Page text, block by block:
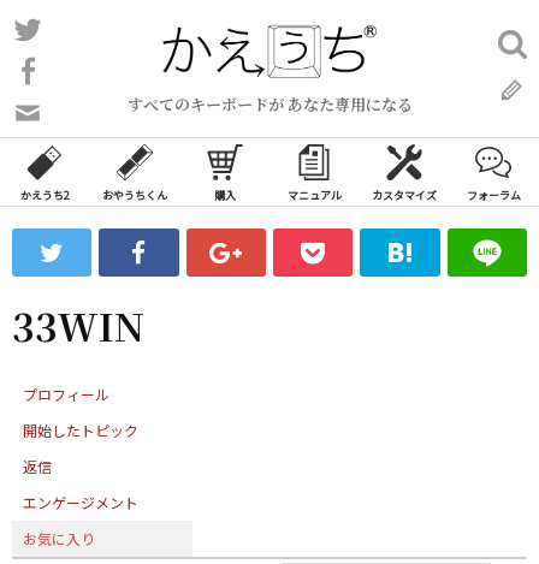
コ
ン
ン
ツ
ス
ッ
プ
すべてのキーボードが あなた専用になる
い
合
わ
フ
ォ
ム
検
索:
かえうち2 おやうちくん 購入 マニュアル カスタマイズ フォーラム
33WIN
プロフィール
開始したトピック
返信
エンゲージメント
お気に入り